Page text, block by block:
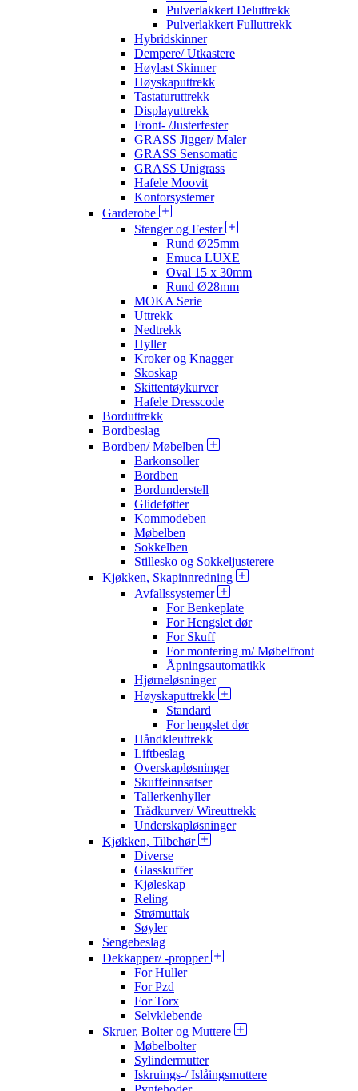
Pulverlakkert Deluttrekk
Pulverlakkert Fulluttrekk
Hybridskinner
Dempere/ Utkastere
Høylast Skinner
Høyskaputtrekk
Tastaturuttrekk
Displayuttrekk
Front- /Justerfester
GRASS Jigger/ Maler
GRASS Sensomatic
GRASS Unigrass
Hafele Moovit
Kontorsystemer
Garderobe
Stenger og Fester
Rund Ø25mm
Emuca LUXE
Oval 15 x 30mm
Rund Ø28mm
MOKA Serie
Uttrekk
Nedtrekk
Hyller
Kroker og Knagger
Skoskap
Skittentøykurver
Hafele Dresscode
Borduttrekk
Bordbeslag
Bordben/ Møbelben
Barkonsoller
Bordben
Bordunderstell
Glideføtter
Kommodeben
Møbelben
Sokkelben
Stillesko og Sokkeljusterere
Kjøkken, Skapinnredning
Avfallssystemer
For Benkeplate
For Hengslet dør
For Skuff
For montering m/ Møbelfront
Åpningsautomatikk
Hjørneløsninger
Høyskaputtrekk
Standard
For hengslet dør
Håndkleuttrekk
Liftbeslag
Overskapløsninger
Skuffeinnsatser
Tallerkenhyller
Trådkurver/ Wireuttrekk
Underskapløsninger
Kjøkken, Tilbehør
Diverse
Glasskuffer
Kjøleskap
Reling
Strømuttak
Søyler
Sengebeslag
Dekkapper/ -propper
For Huller
For Pzd
For Torx
Selvklebende
Skruer, Bolter og Muttere
Møbelbolter
Sylindermutter
Iskruings-/ Islåingsmuttere